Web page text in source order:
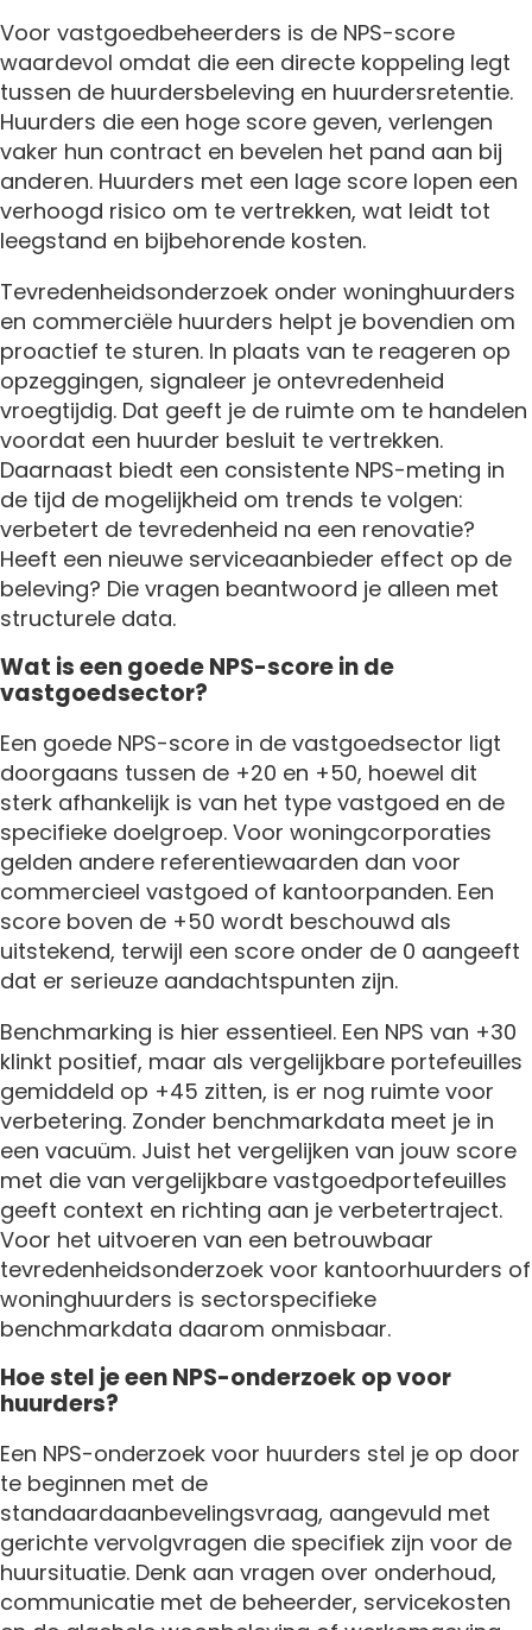
Voor vastgoedbeheerders is de NPS-score
waardevol omdat die een directe koppeling legt
tussen de huurdersbeleving en huurdersretentie.
Huurders die een hoge score geven, verlengen
vaker hun contract en bevelen het pand aan bij
anderen. Huurders met een lage score lopen een
verhoogd risico om te vertrekken, wat leidt tot
leegstand en bijbehorende kosten.
Tevredenheidsonderzoek onder woninghuurders
en commerciële huurders helpt je bovendien om
proactief te sturen. In plaats van te reageren op
opzeggingen, signaleer je ontevredenheid
vroegtijdig. Dat geeft je de ruimte om te handelen
voordat een huurder besluit te vertrekken.
Daarnaast biedt een consistente NPS-meting in
de tijd de mogelijkheid om trends te volgen:
verbetert de tevredenheid na een renovatie?
Heeft een nieuwe serviceaanbieder effect op de
beleving? Die vragen beantwoord je alleen met
structurele data.
Wat is een goede NPS-score in de
vastgoedsector?
Een goede NPS-score in de vastgoedsector ligt
doorgaans tussen de +20 en +50, hoewel dit
sterk afhankelijk is van het type vastgoed en de
specifieke doelgroep. Voor woningcorporaties
gelden andere referentiewaarden dan voor
commercieel vastgoed of kantoorpanden. Een
score boven de +50 wordt beschouwd als
uitstekend, terwijl een score onder de 0 aangeeft
dat er serieuze aandachtspunten zijn.
Benchmarking is hier essentieel. Een NPS van +30
klinkt positief, maar als vergelijkbare portefeuilles
gemiddeld op +45 zitten, is er nog ruimte voor
verbetering. Zonder benchmarkdata meet je in
een vacuüm. Juist het vergelijken van jouw score
met die van vergelijkbare vastgoedportefeuilles
geeft context en richting aan je verbetertraject.
Voor het uitvoeren van een betrouwbaar
tevredenheidsonderzoek voor kantoorhuurders of
woninghuurders is sectorspecifieke
benchmarkdata daarom onmisbaar.
Hoe stel je een NPS-onderzoek op voor
huurders?
Een NPS-onderzoek voor huurders stel je op door
te beginnen met de
standaardaanbevelingsvraag, aangevuld met
gerichte vervolgvragen die specifiek zijn voor de
huursituatie. Denk aan vragen over onderhoud,
communicatie met de beheerder, servicekosten